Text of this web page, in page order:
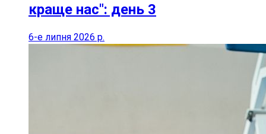
краще нас": день 3
6-е липня 2026 р.